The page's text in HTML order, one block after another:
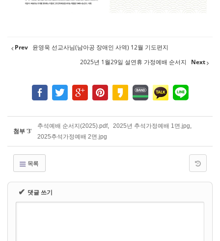
Prev 윤영욱 선교사님(남아공 장애인 사역) 12월 기도편지
2025년 1월29일 설연휴 가정예배 순서지
Next
첨부 '3'
추석예배 순서지(2025).pdf, 2025년 추석가정예배 1면.jpg,
2025추석가정예배 2면.jpg
목록
✔ 댓글 쓰기